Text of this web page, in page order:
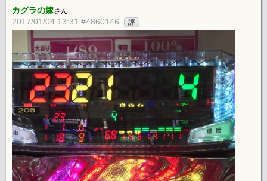
カグラの嫁さん
2017/01/04 13:31 #4860146 評